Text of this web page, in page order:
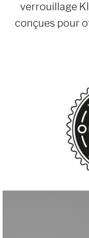
verrouillage
conçues pour